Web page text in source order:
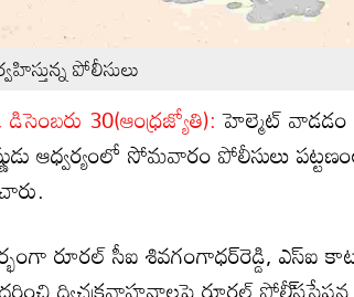
పోలీసులు
30(ఆంధ్రజ్యోతి):హెల్మెట్‌ వాడడం
ఆధ్వర్యంలో సోమవారం పోలీసులు
రూరల్‌ సీఐ శివగంగాధర్‌రెడ్డి, ఎస్‌ఐ